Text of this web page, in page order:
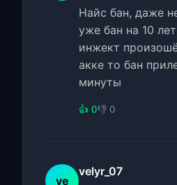
Найс бан, даже
уже бан на 10
инжект
акке то бан
минуты
👍 0👎 0
ve
velyr_07